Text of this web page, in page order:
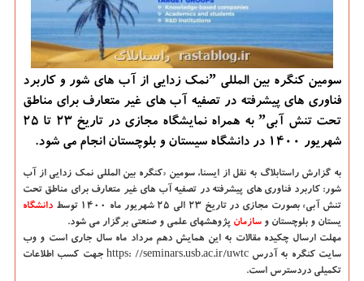
سومین کنگره بین المللی ˮنمک زدایی از آب های شور و کاربرد
فناوری های پیشرفته در تصفیه آب های غیر متعارف برای مناطق
تحت تنش آبیˮ به همراه نمایشگاه مجازی در تاریخ 23 تا 25
شهریور 1400 در دانشگاه سیستان و بلوچستان انجام می شود.
به گزارش راستابلاگ به نقل از ایسنا،سومین «کنگره بین المللی نمک زدایی از آب
شور: کاربرد فناوری های پیشرفته در تصفیه آب های غیر متعارف برای مناطق تحت
تنش آبی» بصورت مجازی در تاریخ ۲۳ الی ۲۵ شهریور ماه ۱۴۰۰ توسط
دانشگاه‌
یستان و بلوچستان و سازمان پژوهشهای علمی و صنعتی برگزار می شود.
مهلت ارسال چکیده مقالات به این همایش دهم مرداد ماه سال جاری است و وب
سایت کنگره به آدرس https: //seminars.usb.ac.ir/uwtc جهت کسب اطلاعات
تکمیلی دردسترس است.